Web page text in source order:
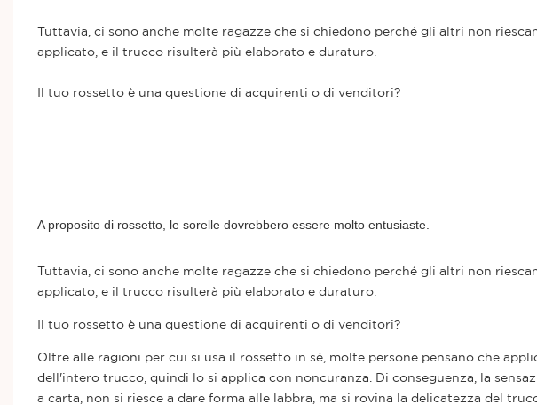
Tuttavia, ci sono anche molte ragazze che si chiedono perché gli altri non
applicato, e il trucco risulterà più elaborato e duraturo.
Il tuo rossetto è una questione di acquirenti o di venditori?
A proposito di rossetto, le sorelle dovrebbero essere molto entusiaste.
Tuttavia, ci sono anche molte ragazze che si chiedono perché gli altri non
applicato, e il trucco risulterà più elaborato e duraturo.
Il tuo rossetto è una questione di acquirenti o di venditori?
Oltre alle ragioni per cui si usa il rossetto in sé, molte persone pensano che
dell'intero trucco, quindi lo si applica con noncuranza. Di conseguenza, la
a carta, non si riesce a dare forma alle labbra, ma si rovina la delicatezza del